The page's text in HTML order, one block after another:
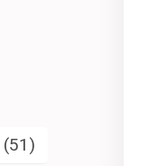
(51)